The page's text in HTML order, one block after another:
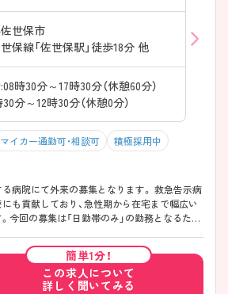
世保市
保線「佐世保駅」徒歩18分 他
時30分～17時30分（休憩60分）
分～12時30分（休憩0分）
マイカー通勤可・相談可 積極採用中
病院にて外来の募集となります。 救急告示病
も貢献しており、急性期から在宅まで幅広い
今回の募集は「日勤帯のみ」の勤務となるた
め子育て世代も働きやすい環境です！
簡単1分！
この求人について
詳しく聞いてみる